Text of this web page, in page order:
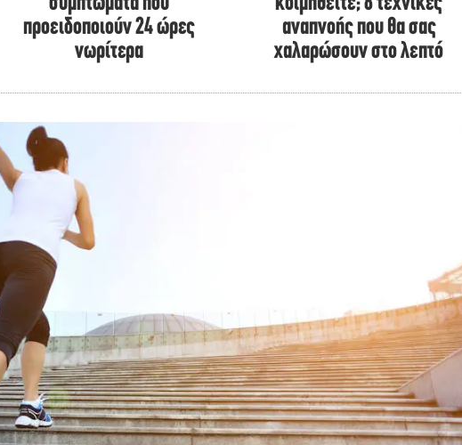
προειδοποιούν 24 ώρες
νωρίτερα
αναπνοής που θα σας
χαλαρώσουν στο λεπτό